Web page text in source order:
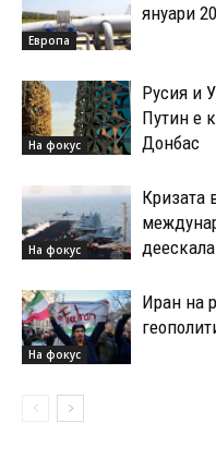
Европа
януари
На фокус
Русия и
Путин е
Донбас
На фокус
Кризата
На фокус
Иран на